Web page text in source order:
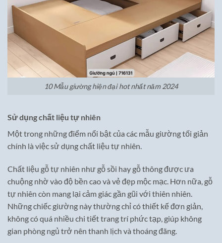
10 Mẫu giường hiện đại hot nhất năm 2024
Sử dụng chất liệu tự nhiên
Một trong những điểm nổi bật của các mẫu giường tối giản
chính là việc sử dụng chất liệu tự nhiên.
Chất liệu gỗ tự nhiên như gỗ sồi hay gỗ thông được ưa
chuộng nhờ vào độ bền cao và vẻ đẹp mộc mạc. Hơn nữa, gỗ
tự nhiên còn mang lại cảm giác gần gũi với thiên nhiên.
Những chiếc giường này thường chỉ có thiết kế đơn giản,
không có quá nhiều chi tiết trang trí phức tạp, giúp không
gian phòng ngủ trở nên thanh lịch và thoáng đãng.